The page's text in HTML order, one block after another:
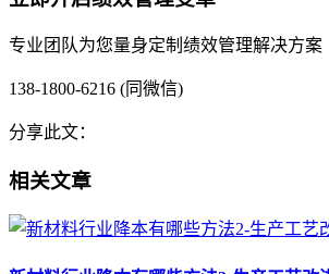
专业团队为您量身定制绩效管理解决方案
138-1800-6216 (同微信)
分享此文：
相关文章